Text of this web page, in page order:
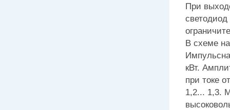
При
В схеме
кВт.
при токе
1,2... 1,3.